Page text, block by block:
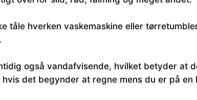
tåle hverken vaskemaskine eller
også vandafvisende, hvilket betyder at
det begynder at regne mens du er på en